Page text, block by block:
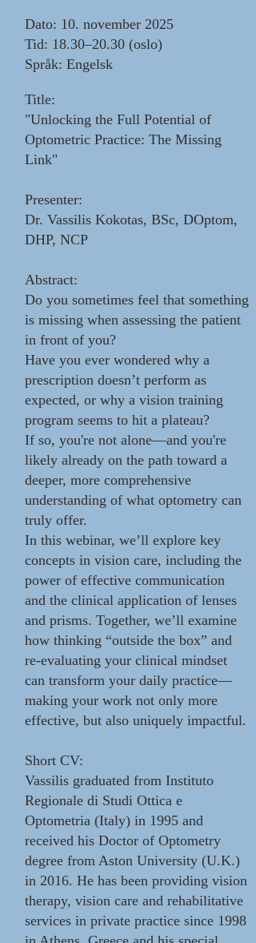
Dato: 10. november 2025
Tid: 18.30–20.30 (oslo)
Språk: Engelsk
Title:
"Unlocking the Full Potential of
Optometric Practice: The Missing
Link"
Presenter:
Dr. Vassilis Kokotas, BSc, DOptom,
DHP, NCP
Abstract:
Do you sometimes feel that something
is missing when assessing the patient
in front of you?
Have you ever wondered why a
prescription doesn’t perform as
expected, or why a vision training
program seems to hit a plateau?
If so, you're not alone—and you're
likely already on the path toward a
deeper, more comprehensive
understanding of what optometry can
truly offer.
In this webinar, we’ll explore key
concepts in vision care, including the
power of effective communication
and the clinical application of lenses
and prisms. Together, we’ll examine
how thinking “outside the box” and
re-evaluating your clinical mindset
can transform your daily practice—
making your work not only more
effective, but also uniquely impactful.
Short CV:
Vassilis graduated from Instituto
Regionale di Studi Ottica e
Optometria (Italy) in 1995 and
received his Doctor of Optometry
degree from Aston University (U.K.)
in 2016. He has been providing vision
therapy, vision care and rehabilitative
services in private practice since 1998